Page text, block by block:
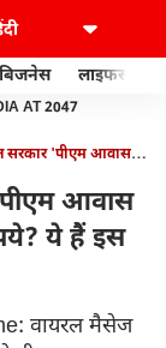
बिजनेस लाइफस्टाइल
AT 2047
सरकार 'पीएम आवास
आवास
ये हैं इस
वायरल मैसेज